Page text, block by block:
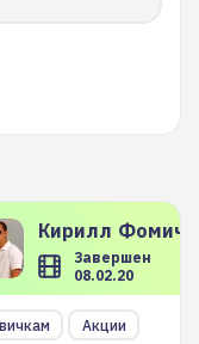
Кирилл
Завершен
08.02.20
Акции